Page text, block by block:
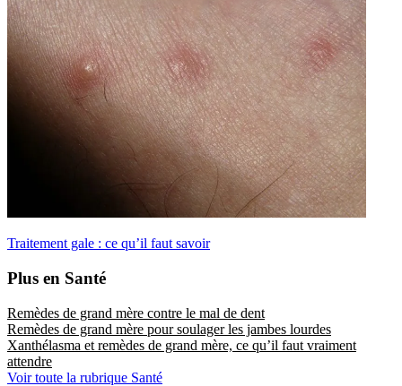
Traitement gale : ce qu’il faut savoir
Plus en Santé
Remèdes de grand mère contre le mal de dent
Remèdes de grand mère pour soulager les jambes lourdes
Xanthélasma et remèdes de grand mère, ce qu’il faut vraiment
attendre
Voir toute la rubrique Santé